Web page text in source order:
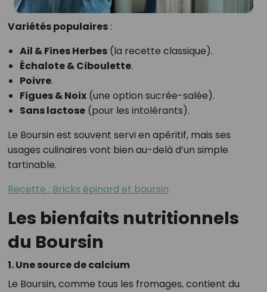
Variétés populaires:
Ail & Fines Herbes(la recette classique).
Échalote & Ciboulette.
Poivre.
Figues & Noix(une option sucrée-salée).
Sans lactose(pour les intolérants).
Le Boursin est souvent servi en apéritif, mais ses
usages culinaires vont bien au-delà d’un simple
tartinable.
Recette : Bricks épinard et boursin
Les bienfaits nutritionnels
du Boursin
1. Une source de calcium
Le Boursin, comme tous les fromages, contient du